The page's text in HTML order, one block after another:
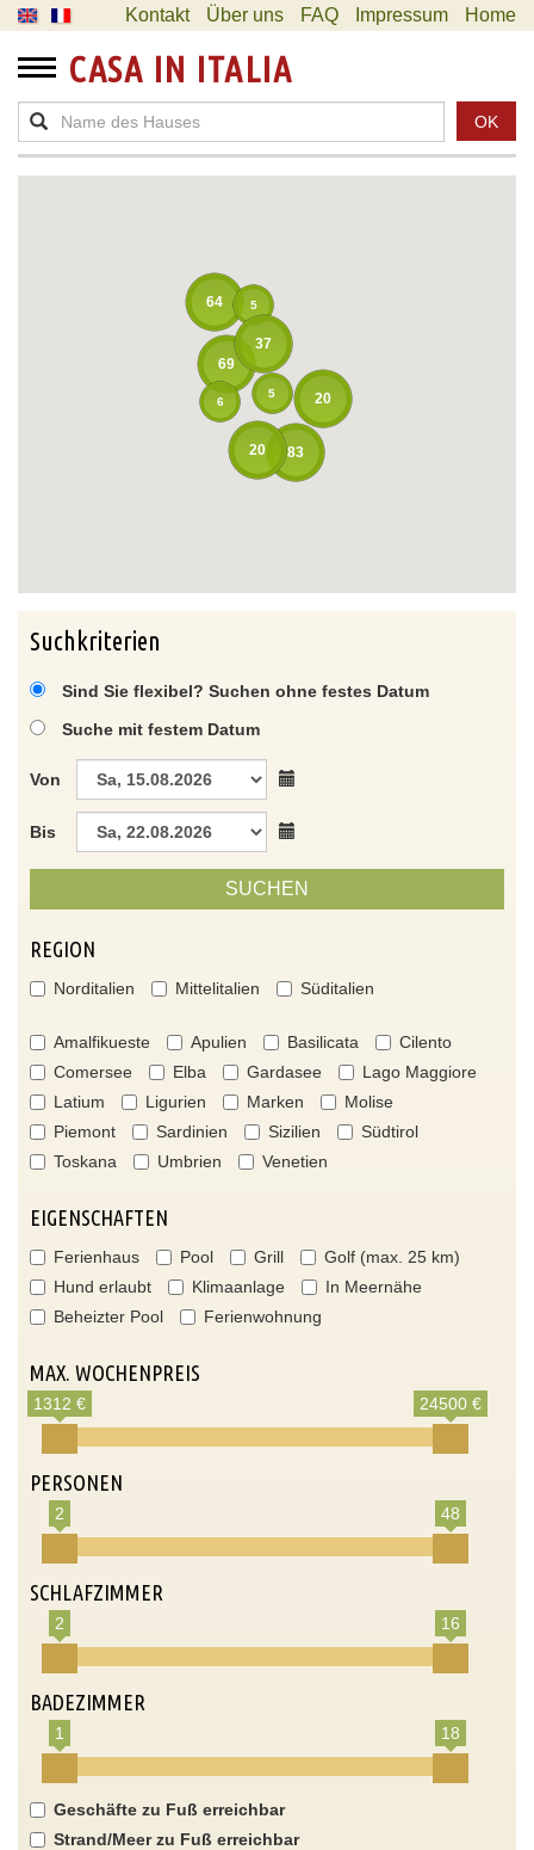
Kontakt Über uns FAQ Impressum Home
CASA IN ITALIA
OK
69
64
83
5
37
20
5
6
20
Suchkriterien
Sind Sie flexibel? Suchen ohne festes Datum
Suche mit festem Datum
Von
Bis
SUCHEN
REGION
Norditalien Mittelitalien Süditalien
Amalfikueste Apulien Basilicata
Cilento
Comersee
Elba Gardasee
Lago Maggiore
Latium
Ligurien Marken
Molise
Piemont
Sardinien Sizilien
Südtirol
Toskana
Umbrien Venetien
EIGENSCHAFTEN
Ferienhaus Pool Grill
Golf (max. 25 km)
Hund erlaubt
Klimaanlage
In Meernähe
Beheizter Pool
Ferienwohnung
MAX. WOCHENPREIS
1312 € 24500 €
PERSONEN
2 48
SCHLAFZIMMER
2 16
BADEZIMMER
1 18
Geschäfte zu Fuß erreichbar
Strand/Meer zu Fuß erreichbar